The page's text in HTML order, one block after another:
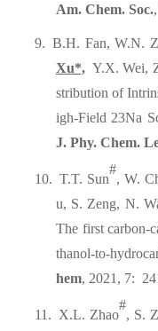
Am. Chem. Soc.
9. B.H. Fan, W.N.
Xu*, Y.X. Wei,
stribution of
igh-Field 23Na
J. Phy. Chem.
10. T.T. Sun
#
, W.
u, S. Zeng, N.
The first carbon-
thanol-to-
hem, 2021, 7:
11. X.L. Zhao
#
, S.